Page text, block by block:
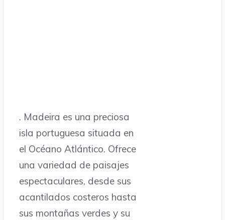
. Madeira es una preciosa
isla portuguesa situada en
el Océano Atlántico. Ofrece
una variedad de paisajes
espectaculares, desde sus
acantilados costeros hasta
sus montañas verdes y su